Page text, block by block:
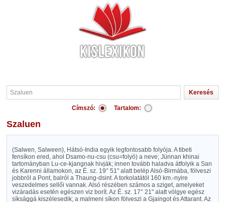
Címszó: Tartalom:
Szaluen
(Salwen, Salween), Hátsó-India egyik legfontosabb folyója. A tibeti
fensíkon ered, ahol Dsamo-nu-csu (csu=folyó) a neve; Jünnan khinai
tartományban Lu-ce-kjangnak hivják; innen tovább haladva átfolyik a San
és Karenni államokon, az É. sz. 19° 51" alatt belép Alsó-Birmába, fölveszi
jobbról a Pont, balról a Thaung-dsint. A torkolatától 160 km.-nyire
veszedelmes sellői vannak. Alsó részében számos a sziget, amelyeket
vizáradás esetén egészen viz borít. Az É. sz. 17° 21" alatt völgye egész
síksággá kiszélesedik; a malmeni síkon fölveszi a Gjaingot és Attarant. Az